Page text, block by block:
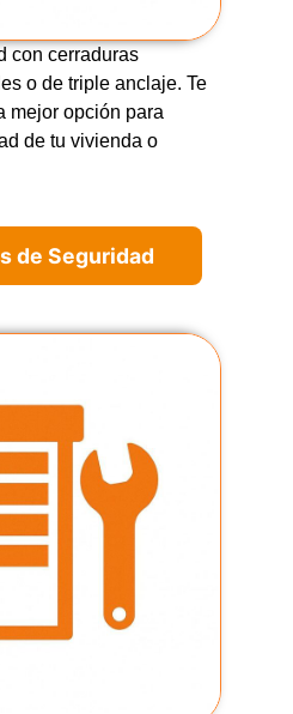
con cerraduras
o de triple anclaje. Te
mejor opción para
de tu vivienda o
de Seguridad